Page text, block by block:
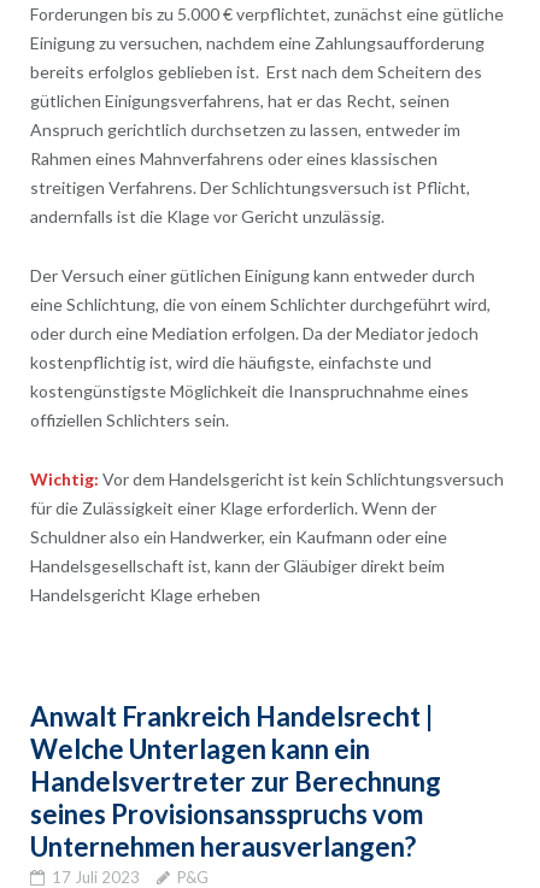
Forderungen bis zu 5.000 € verpflichtet, zunächst eine gütliche
Einigung zu versuchen, nachdem eine Zahlungsaufforderung
bereits erfolglos geblieben ist. Erst nach dem Scheitern des
gütlichen Einigungsverfahrens, hat er das Recht, seinen
Anspruch gerichtlich durchsetzen zu lassen, entweder im
Rahmen eines Mahnverfahrens oder eines klassischen
streitigen Verfahrens. Der Schlichtungsversuch ist Pflicht,
andernfalls ist die Klage vor Gericht unzulässig.
Der Versuch einer gütlichen Einigung kann entweder durch
eine Schlichtung, die von einem Schlichter durchgeführt wird,
oder durch eine Mediation erfolgen. Da der Mediator jedoch
kostenpflichtig ist, wird die häufigste, einfachste und
kostengünstigste Möglichkeit die Inanspruchnahme eines
offiziellen Schlichters sein.
Wichtig: Vor dem Handelsgericht ist kein Schlichtungsversuch
für die Zulässigkeit einer Klage erforderlich. Wenn der
Schuldner also ein Handwerker, ein Kaufmann oder eine
Handelsgesellschaft ist, kann der Gläubiger direkt beim
Handelsgericht Klage erheben
Anwalt Frankreich Handelsrecht |
Welche Unterlagen kann ein
Handelsvertreter zur Berechnung
seines Provisionsansspruchs vom
Unternehmen herausverlangen?
17 Juli 2023 P&G